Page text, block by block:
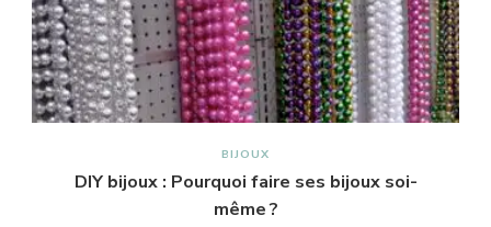
BIJOUX
DIY bijoux : Pourquoi faire ses bijoux soi-
même ?